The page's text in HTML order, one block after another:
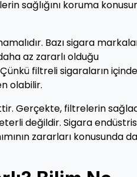
sağlığını koruma
Bazı sigara
az zararlı olduğu
filtreli sigaraların
olabilir.
Gerçekte, filtrelerin
değildir. Sigara
zararları konusunda